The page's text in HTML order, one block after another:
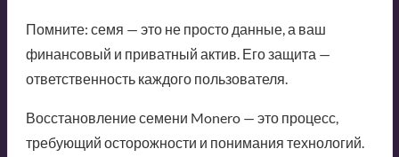
Помните: семя — это не просто данные, а ваш
финансовый и приватный актив. Его защита —
ответственность каждого пользователя.
Восстановление семени Monero — это процесс,
требующий осторожности и понимания технологий.